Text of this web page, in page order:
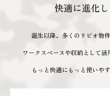
快適に進化
誕生以降、多くのリビオ物
ワークスペースや収納として活
もっと快適にもっと使いや